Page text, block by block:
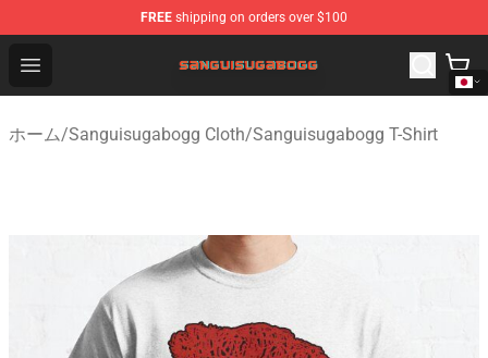
FREE shipping on orders over $100
Open menu
Sanguisugabogg Store - Official Sanguisugabogg
ホーム/Sanguisugabogg Cloth/Sanguisugabogg T-Shirt